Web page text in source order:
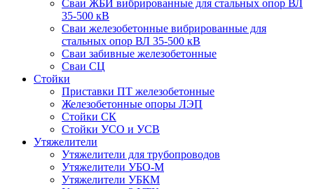
Сваи ЖБИ вибрированные для стальных опор ВЛ
35-500 кВ
Сваи железобетонные вибрированные для
стальных опор ВЛ 35-500 кВ
Сваи забивные железобетонные
Сваи СЦ
Стойки
Приставки ПТ железобетонные
Железобетонные опоры ЛЭП
Стойки СК
Стойки УСО и УСВ
Утяжелители
Утяжелители для трубопроводов
Утяжелители УБО-М
Утяжелители УБКМ